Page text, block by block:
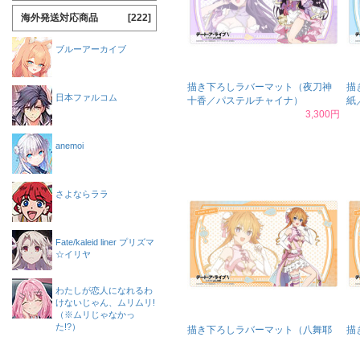
描き下ろしラバーマット（夜刀神
十香／パステルチャイナ）
3,300円
描
紙
描き下ろしラバーマット（八舞耶
描
海外発送対応商品 [222]
ブルーアーカイブ
日本ファルコム
anemoi
さよならララ
Fate/kaleid liner プリズマ
☆イリヤ
わたしが恋人になれるわ
けないじゃん、ムリムリ!
（※ムリじゃなかっ
た!?）